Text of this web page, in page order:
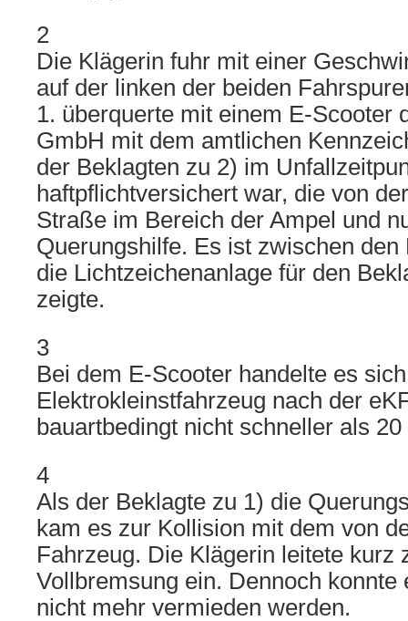
2
Die Klägerin fuhr mit einer
auf der linken der beiden
1. überquerte mit einem E-Scooter
GmbH mit dem amtlichen
der Beklagten zu 2) im
haftpflichtversichert war, die von
Straße im Bereich der Ampel und
Querungshilfe. Es ist zwischen
die Lichtzeichenanlage für den
zeigte.
3
Bei dem E-Scooter handelte es
Elektrokleinstfahrzeug nach der
bauartbedingt nicht schneller als
4
Als der Beklagte zu 1) die
kam es zur Kollision mit dem von
Fahrzeug. Die Klägerin leitete kurz
Vollbremsung ein. Dennoch
nicht mehr vermieden werden.